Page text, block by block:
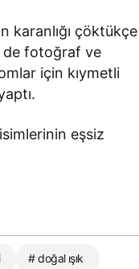
karanlığı çöktükçe
de fotoğraf ve
için kıymetli
eşsiz
# doğal ışık